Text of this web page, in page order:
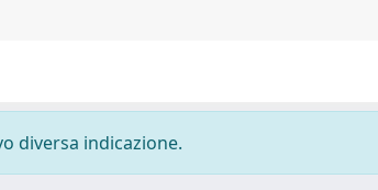
diversa indicazione.